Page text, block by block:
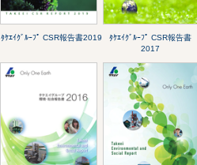
ﾀｹｴｲｸﾞﾙｰﾌﾟ CSR報告書2019
ﾀｹｴｲｸﾞﾙｰﾌﾟ CSR報告書
2017